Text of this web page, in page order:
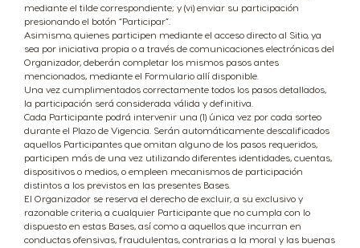
Repetir compra
Compará las cafeteras
Cafeteras
¡Beneficios de tener tu cafetera Dolce Gusto!
PROMOCIONES %
mediante el tilde correspondiente; y (vi) enviar su participación
presionando el botón “Participar”.
Asimismo, quienes participen mediante el acceso directo al Sitio, ya
sea por iniciativa propia o a través de comunicaciones electrónicas del
Organizador, deberán completar los mismos pasos antes
mencionados, mediante el Formulario allí disponible.
Una vez cumplimentados correctamente todos los pasos detallados,
la participación será considerada válida y definitiva.
Cada Participante podrá intervenir una (1) única vez por cada sorteo
durante el Plazo de Vigencia. Serán automáticamente descalificados
aquellos Participantes que omitan alguno de los pasos requeridos,
participen más de una vez utilizando diferentes identidades, cuentas,
dispositivos o medios, o empleen mecanismos de participación
distintos a los previstos en las presentes Bases.
El Organizador se reserva el derecho de excluir, a su exclusivo y
razonable criterio, a cualquier Participante que no cumpla con lo
dispuesto en estas Bases, así como a aquellos que incurran en
conductas ofensivas, fraudulentas, contrarias a la moral y las buenas